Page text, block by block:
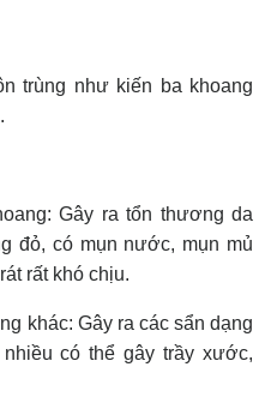
trùng như kiến ba khoang
Gây ra tổn thương da
đỏ, có mụn nước, mụn mủ
rất khó chịu.
khác: Gây ra các sẩn dạng
có thể gây trầy xước,